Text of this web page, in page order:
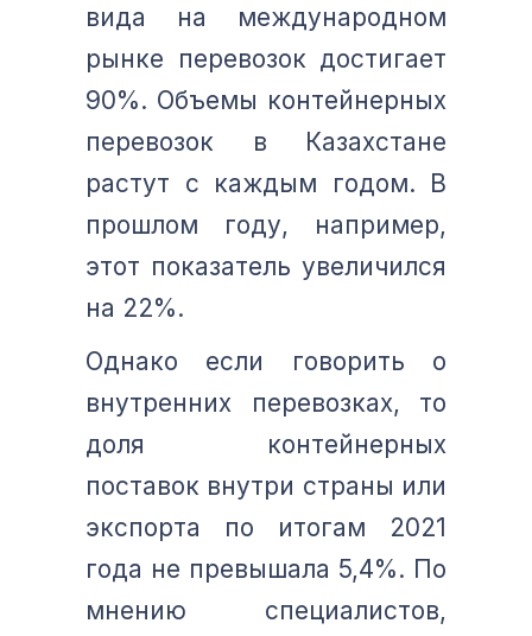
вида на международном
рынке перевозок достигает
90%. Объемы контейнерных
перевозок в Казахстане
растут с каждым годом. В
прошлом году, например,
этот показатель увеличился
на 22%.
Однако если говорить о
внутренних перевозках, то
доля контейнерных
поставок внутри страны или
экспорта по итогам 2021
года не превышала 5,4%. По
мнению специалистов,